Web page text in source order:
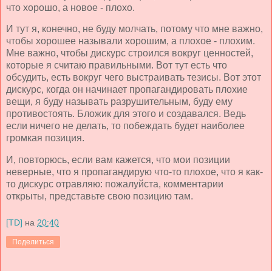
что хорошо, а новое - плохо.
И тут я, конечно, не буду молчать, потому что мне важно,
чтобы хорошее называли хорошим, а плохое - плохим.
Мне важно, чтобы дискурс строился вокруг ценностей,
которые я считаю правильными. Вот тут есть что
обсудить, есть вокруг чего выстраивать тезисы. Вот этот
дискурс, когда он начинает пропагандировать плохие
вещи, я буду называть разрушительным, буду ему
противостоять. Бложик для этого и создавался. Ведь
если ничего не делать, то побеждать будет наиболее
громкая позиция.
И, повторюсь, если вам кажется, что мои позиции
неверные, что я пропагандирую что-то плохое, что я как-
то дискурс отравляю: пожалуйста, комментарии
открыты, представьте свою позицию там.
[TD] на 20:40
Поделиться